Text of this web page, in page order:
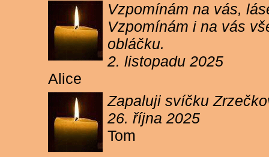
Vzpomínám na vás,
Vzpomínám i na vás
obláčku.
2. listopadu 2025
Alice
Zapaluji svíčku
26. října 2025
Tom